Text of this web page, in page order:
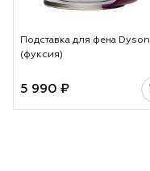
Подставка для фена Dyson
(фуксия)
5 990 ₽